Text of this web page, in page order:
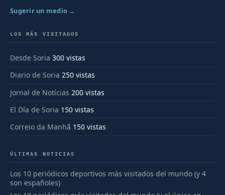
Sugerir un medio →
LOS MÁS VISITADOS
Desde Soria 300 vistas
Diario de Soria 250 vistas
Jornal de Notícias 200 vistas
El Día de Soria 150 vistas
Correio da Manhã 150 vistas
ÚLTIMAS NOTICIAS
Los 10 periódicos deportivos más visitados del mundo (y 4
son españoles)